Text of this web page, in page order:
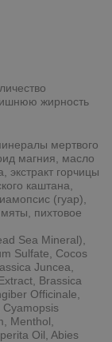
жирность
мертвого
магния, масло
экстракт горчицы
каштана,
(гуар),
пихтовое
Sea Mineral),
Sulfate, Cocos
Juncea,
Brassica
Officinale,
Menthol,
Oil, Abies